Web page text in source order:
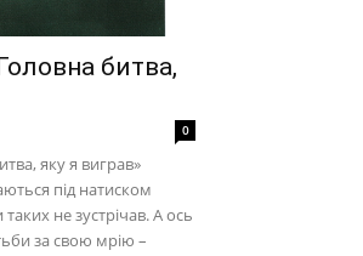
битва,
0
яку я виграв»
під натиском
не зустрічав. А ось
за свою мрію –